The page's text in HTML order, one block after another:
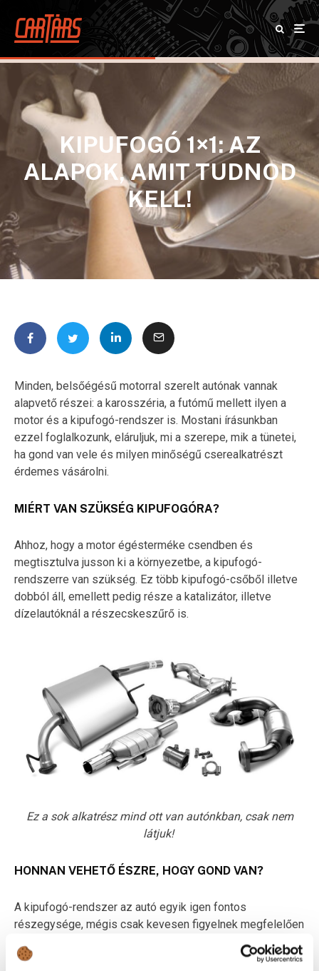
KIPUFOGÓ 1×1: AZ
ALAPOK, AMIT TUDNOD
KELL!
Minden, belsőégésű motorral szerelt autónak vannak
alapvető részei: a karosszéria, a futómű mellett ilyen a
motor és a kipufogó-rendszer is. Mostani írásunkban
ezzel foglalkozunk, eláruljuk, mi a szerepe, mik a tünetei,
ha gond van vele és milyen minőségű cserealkatrészt
érdemes vásárolni.
MIÉRT VAN SZÜKSÉG KIPUFOGÓRA?
Ahhoz, hogy a motor égésterméke csendben és
megtisztulva jusson ki a környezetbe, a kipufogó-
rendszerre van szükség. Ez több kipufogó-csőből illetve
dobból áll, emellett pedig része a katalizátor, illetve
dízelautóknál a részecskeszűrő is.
Ez a sok alkatrész mind ott van autónkban, csak nem
látjuk!
HONNAN VEHETŐ ÉSZRE, HOGY GOND VAN?
A kipufogó-rendszer az autó egyik igen fontos
részegysége, mégis csak kevesen figyelnek megfelelően
rá. Ennek oka nyilvánvaló elhelyezkedésében rejlik, hiszen
míg a karosszéria szem előtt van addig a kipufogó az